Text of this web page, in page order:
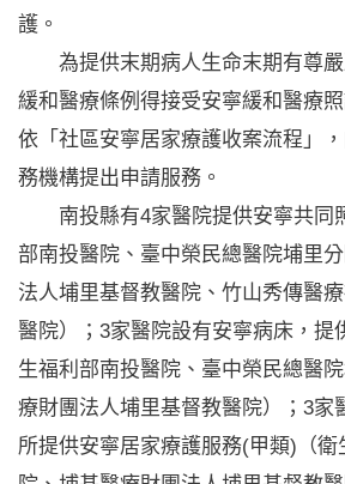
護。
為提供末期病人生命末期有尊嚴
緩和醫療條例得接受安寧緩和醫療
依「社區安寧居家療護收案流程」
務機構提出申請服務。
南投縣有4家醫院提供安寧共同
部南投醫院、臺中榮民總醫院埔里
法人埔里基督教醫院、竹山秀傳醫
醫院）；3家醫院設有安寧病床，提
生福利部南投醫院、臺中榮民總醫
療財團法人埔里基督教醫院）；3家
所提供安寧居家療護服務(甲類)（衛